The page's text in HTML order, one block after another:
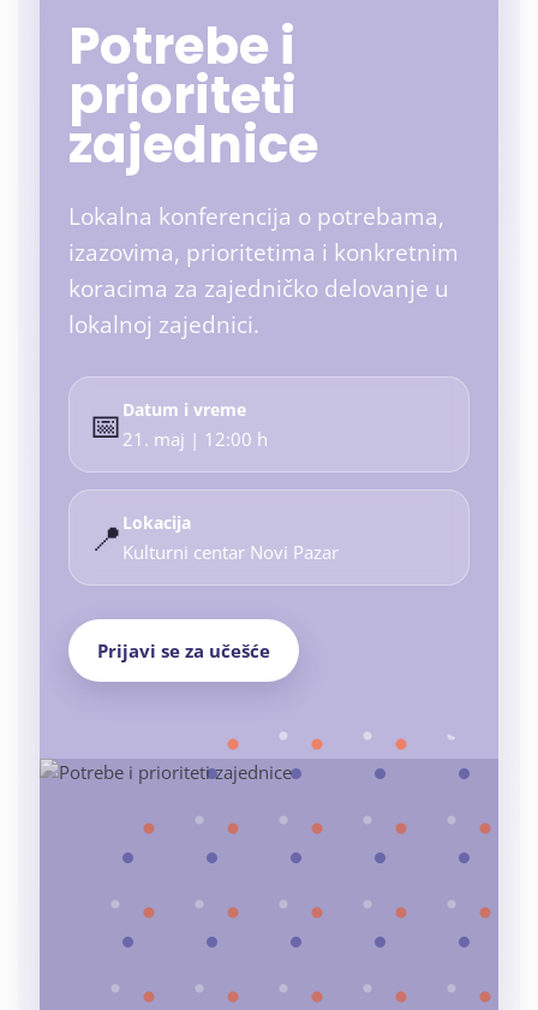
Potrebe i
prioriteti
zajednice
Lokalna konferencija o potrebama,
izazovima, prioritetima i konkretnim
koracima za zajedničko delovanje u
lokalnoj zajednici.
📅 Datum i vreme
21. maj | 12:00 h
📍 Lokacija
Kulturni centar Novi Pazar
Prijavi se za učešće